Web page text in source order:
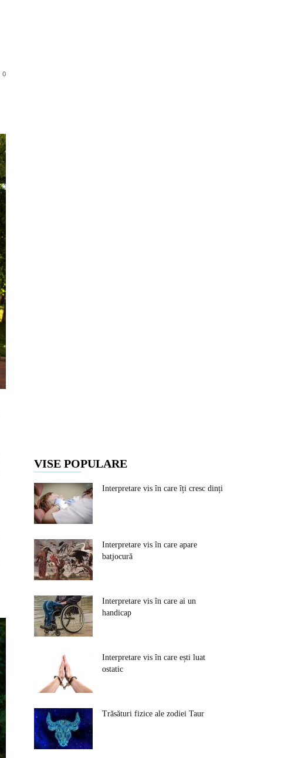
0
VISE POPULARE
Interpretare vis în care îți cresc dinți
Interpretare vis în care apare
batjocură
Interpretare vis în care ai un
handicap
Interpretare vis în care ești luat
ostatic
Trăsături fizice ale zodiei Taur